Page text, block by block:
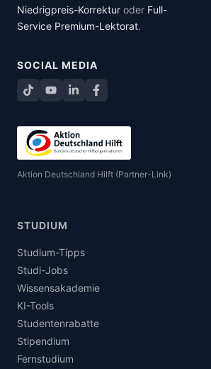
Niedrigpreis-Korrektur oder Full-
Service Premium-Lektorat.
SOCIAL MEDIA
TikTokYouTube
LinkedInFacebook teilen
Aktion Deutschland Hilft (Partner-Link)
STUDIUM
Studium-Tipps
Studi-Jobs
Wissensakademie
KI-Tools
Studentenrabatte
Stipendium
Fernstudium